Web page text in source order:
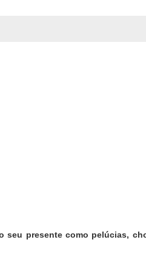
presente como pelúcias,